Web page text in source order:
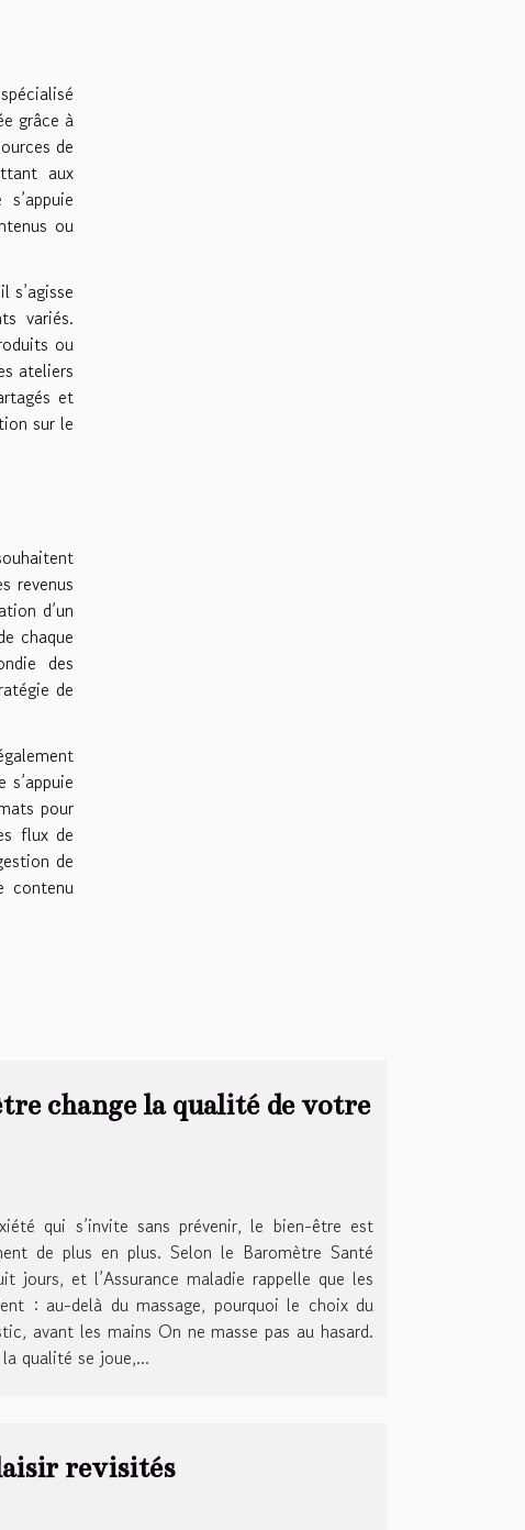
grâce à
de
aux
ou
s’agisse
variés.
ou
ateliers
et
sur le
revenus
d’un
chaque
des
de
pour
flux de
de
contenu
change la qualité de votre
qui s’invite sans prévenir, le bien-être est
de plus en plus. Selon le Baromètre Santé
jours, et l’Assurance maladie rappelle que les
: au-delà du massage, pourquoi le choix du
avant les mains On ne masse pas au hasard.
qualité se joue,...
revisités